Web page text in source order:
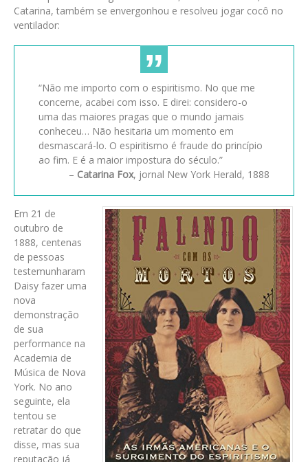
Catarina, também se envergonhou e resolveu jogar cocô no
ventilador:
“Não me importo com o espiritismo. No que me
concerne, acabei com isso. E direi: considero-o
uma das maiores pragas que o mundo jamais
conheceu… Não hesitaria um momento em
desmascará-lo. O espiritismo é fraude do princípio
ao fim. E é a maior impostura do século.”
– Catarina Fox, jornal New York Herald, 1888
Em 21 de
outubro de
1888, centenas
de pessoas
testemunharam
Daisy fazer uma
nova
demonstração
de sua
performance na
Academia de
Música de Nova
York. No ano
seguinte, ela
tentou se
retratar do que
disse, mas sua
reputação já